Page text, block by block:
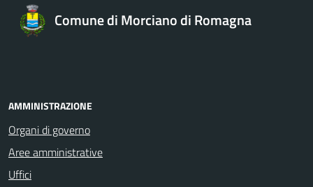
Comune di Morciano di Romagna
AMMINISTRAZIONE
Organi di governo
Aree amministrative
Uffici